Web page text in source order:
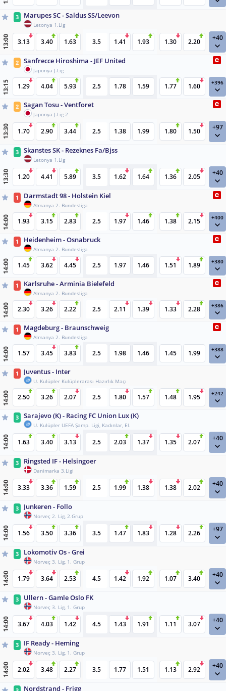
3 Marupes SC - Saldus SS/Leevon
Letonya 1.Lig
13:00 3.13 3.40 1.63 3.5 1.41 1.93 1.30 2.20 +40
2 Sanfrecce Hiroshima - JEF United
Japonya J.Lig
13:15 1.29 4.04 5.93 2.5 1.78 1.59 1.77 1.60 +396
2 Sagan Tosu - Ventforet
Japonya J.Lig 2
13:30 1.70 2.90 3.44 2.5 1.38 1.99 1.80 1.50 +97
3 Skanstes SK - Rezeknes Fa/Bjss
Letonya 1.Lig
13:30 1.20 4.41 5.89 3.5 1.62 1.64 1.36 2.05 +40
1 Darmstadt 98 - Holstein Kiel
Almanya 2. Bundesliga
14:00 1.93 3.15 2.83 2.5 1.97 1.46 1.38 2.15 +400
1 Heidenheim - Osnabruck
Almanya 2. Bundesliga
14:00 1.45 3.62 4.45 2.5 1.97 1.46 1.51 1.89 +380
1 Karlsruhe - Arminia Bielefeld
Almanya 2. Bundesliga
14:00 2.30 3.26 2.22 2.5 2.11 1.39 1.33 2.28 +386
1 Magdeburg - Braunschweig
Almanya 2. Bundesliga
14:00 1.57 3.45 3.83 2.5 1.98 1.46 1.45 1.99 +388
1 Juventus - Inter
U. Kulüpler Kulüplerarası Hazırlık Maçı
14:00 2.50 3.26 2.07 2.5 1.80 1.57 1.48 1.95 +242
3 Sarajevo (K) - Racing FC Union Lux (K)
U. Kulüpler UEFA Şamp. Ligi, Kadınlar, El.
14:00 1.63 3.40 3.13 2.5 2.03 1.37 1.35 2.07 +40
3 Ringsted IF - Helsingoer
Danimarka 3.Ligi
14:00 3.33 3.36 1.59 2.5 1.99 1.38 1.38 2.02 +40
3 Junkeren - Follo
Norveç 2. Lig, 2.Grup
14:00 1.56 3.50 3.36 3.5 1.47 1.83 1.28 2.26 +97
3 Lokomotiv Os - Grei
Norveç 3. Lig, 1. Grup
14:00 1.79 3.64 2.53 4.5 1.42 1.92 1.07 3.40 +40
3 Ullern - Gamle Oslo FK
Norveç 3. Lig, 1. Grup
14:00 3.67 4.03 1.42 4.5 1.43 1.91 1.11 3.07 +40
3 IF Ready - Heming
Norveç 3. Lig, 1. Grup
14:00 2.02 3.48 2.27 3.5 1.77 1.51 1.13 2.92 +40
Nordstrand - Frigg